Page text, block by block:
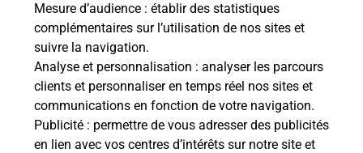
Mesure d’audience : établir des statistiques
complémentaires sur l’utilisation de nos sites et
suivre la navigation.
Analyse et personnalisation : analyser les parcours
clients et personnaliser en temps réel nos sites et
communications en fonction de votre navigation.
Publicité : permettre de vous adresser des publicités
en lien avec vos centres d’intérêts sur notre site et
Boîte aux lettres La Poste
Collecte du courrier aujourd'hui à 08h30
1 Rue Des Vosges
70120
Combeaufontaine
Le lien s'ouvre dans un nouvel onglet